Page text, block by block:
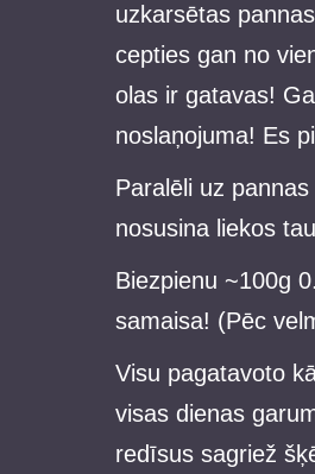
uzkarsētas
cepties gan no
olas ir gatavas!
noslaņojuma! Es
Paralēli uz
nosusina liekos
Biezpienu ~100g
samaisa! (Pēc
Visu pagatavoto
visas dienas
redīsus sagriež